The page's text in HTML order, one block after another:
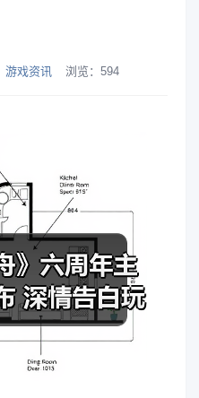
游戏资讯 浏览： 594